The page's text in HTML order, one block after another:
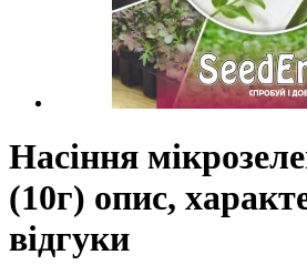
Насіння
(10г) опис,
відгуки